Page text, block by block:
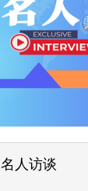
名人访谈